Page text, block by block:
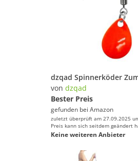
von dzqad
Bester Preis
gefunden bei Amazon
zuletzt überprüft am 27.09.2025
Preis kann sich seitdem geändert
Keine weiteren Anbieter